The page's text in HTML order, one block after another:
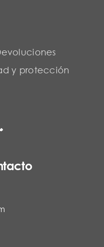
y protección